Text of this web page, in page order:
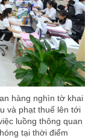
hàng nghìn tờ khai
và phạt thuế lên tới
luồng thông quan
tại thời điểm